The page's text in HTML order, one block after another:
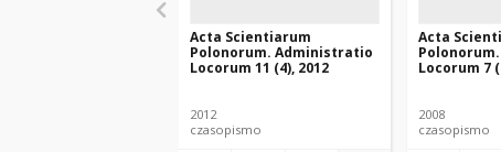
Acta Scientiarum
Polonorum. Administratio
Locorum 11 (4), 2012
2012
czasopismo
Acta
Locorum 7
2008
czasopismo